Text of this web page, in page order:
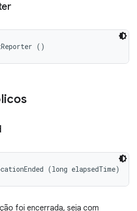
()
(long elapsedTime)
foi encerrada, seja com